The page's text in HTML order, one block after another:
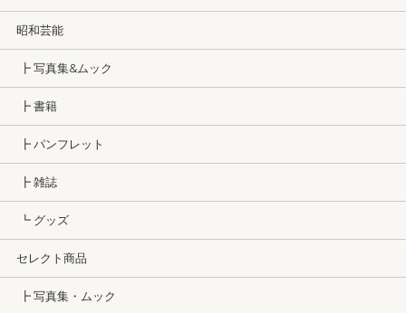
昭和芸能
┣ 写真集&ムック
┣ 書籍
┣ パンフレット
┣ 雑誌
┗ グッズ
セレクト商品
┣ 写真集・ムック